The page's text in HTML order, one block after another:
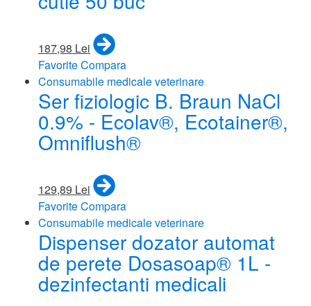
187,98 Lei
FavoriteCompara
Consumabile medicale veterinare
Ser fiziologic B. Braun NaCl
0.9% - Ecolav®, Ecotainer®,
Omniflush®
129,89 Lei
FavoriteCompara
Consumabile medicale veterinare
Dispenser dozator automat
de perete Dosasoap® 1L -
dezinfectanti medicali